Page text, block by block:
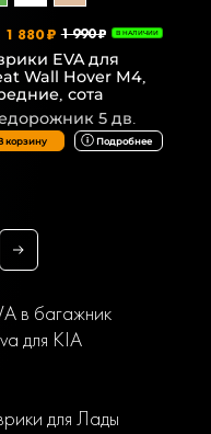
1 880 ₽ 1 990 ₽ В НАЛИЧИИ
EVA для
Wall Hover M4,
сота
5 дв.
корзину Подробнее
в багажник
для KIA
для Лады